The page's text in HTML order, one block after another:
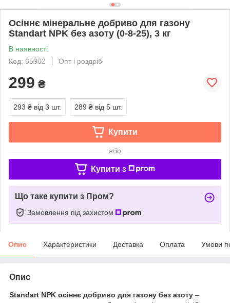
Осіннє мінеральне добриво для газону
Standart NPK без азоту (0-8-25), 3 кг
В наявності
Код: 65902
Опт і роздріб
299 ₴
293 ₴ від 3 шт. 289 ₴ від 5 шт.
Купити
або
Купити з
Що таке купити з Пром?
Замовлення під захистом
Опис Характеристики Доставка Оплата Умови
Опис
Standart NPK осіннє добриво для газону без азоту –